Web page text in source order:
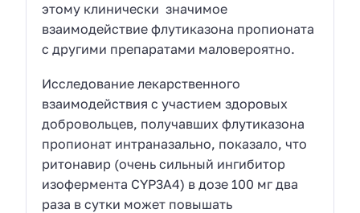
этому клинически значимое
взаимодействие флутиказона пропионата
с другими препаратами маловероятно.
Исследование лекарственного
взаимодействия с участием здоровых
добровольцев, получавших флутиказона
пропионат интраназально, показало, что
ритонавир (очень сильный ингибитор
изофермента CYP3A4) в дозе 100 мг два
раза в сутки может повышать